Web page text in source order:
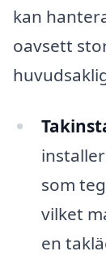
kan
oavsett
som
vilket
en